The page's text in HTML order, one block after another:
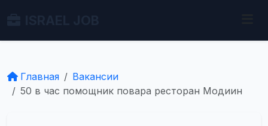
Главная
Вакансии
50 в час помощник повара ресторан Модиин